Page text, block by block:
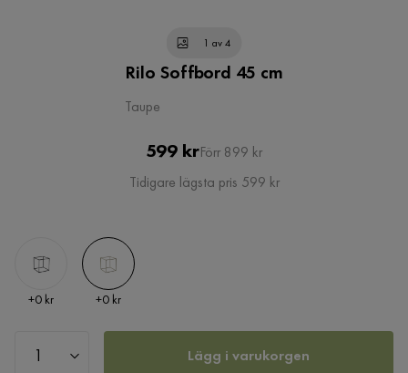
1 av 4
Rilo Soffbord 45 cm
Taupe
Pris
599 krOriginal
Pris
Förr 899 kr
Tidigare lägsta pris 599 kr
Pris
+0 kr Pris
+0 kr
Lägg i varukorgen